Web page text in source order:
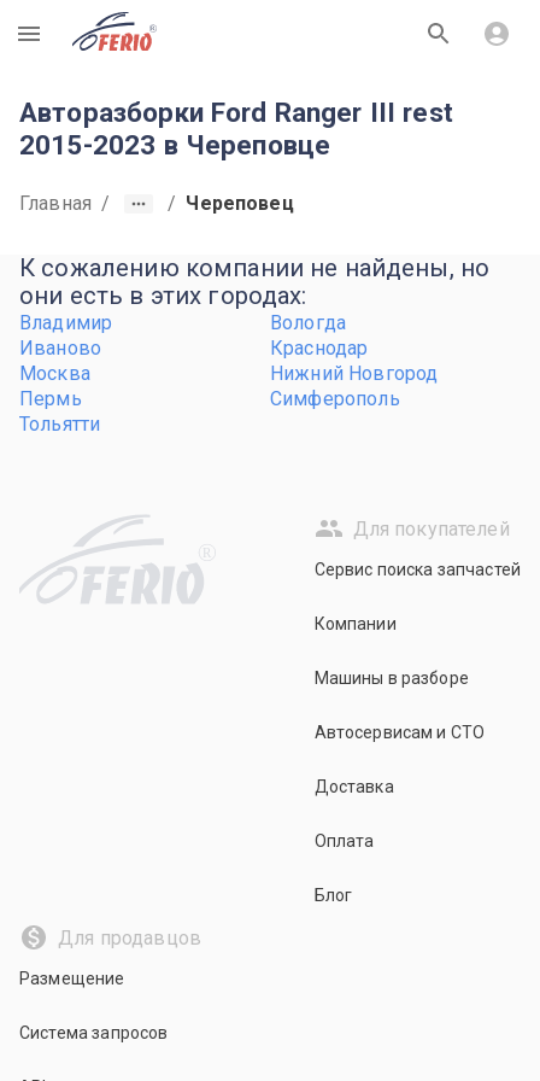
R
Авторазборки Ford Ranger III rest
2015-2023 в Череповце
Главная / / Череповец
К сожалению компании не найдены, но
они есть в этих городах:
Владимир
Вологда
Иваново
Краснодар
Москва
Нижний Новгород
Пермь
Симферополь
Тольятти
R
Для покупателей
Сервис поиска запчастей
Компании
Машины в разборе
Автосервисам и СТО
Доставка
Оплата
Блог
Для продавцов
Размещение
Система запросов